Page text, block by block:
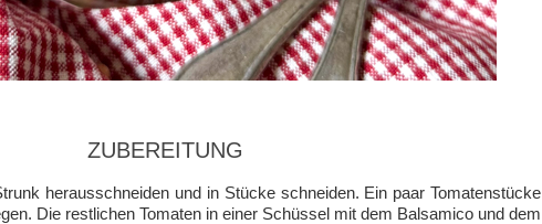
ZUBEREITUNG
herausschneiden und in Stücke schneiden. Ein paar Tomatenstücke
Die restlichen Tomaten in einer Schüssel mit dem Balsamico und dem